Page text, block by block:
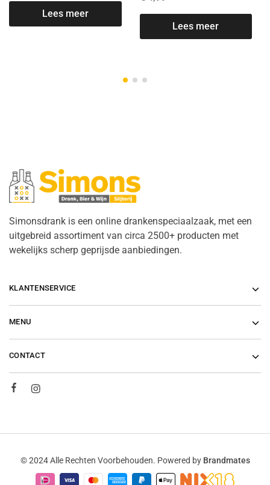
Lees meer
Lees meer
Simonsdrank is een online drankenspeciaalzaak, met een
uitgebreid assortiment van circa 2500+ producten met
wekelijks scherp geprijsde aanbiedingen.
KLANTENSERVICE
MENU
CONTACT
© 2024 Alle Rechten Voorbehouden. Powered by Brandmates